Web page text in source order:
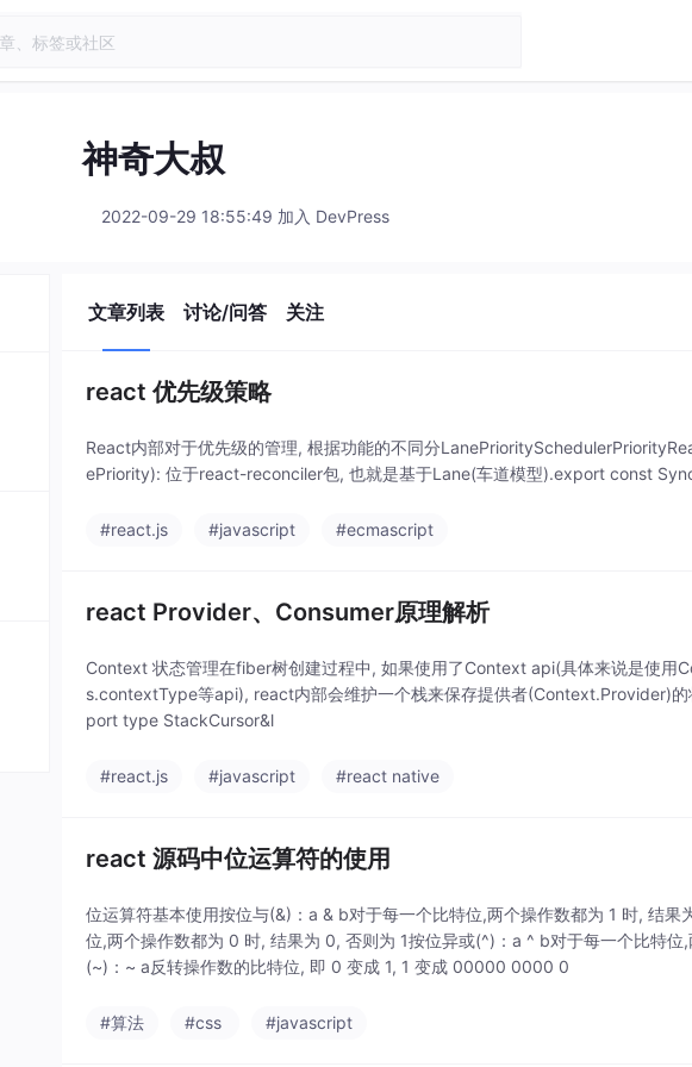
神奇大叔
2022-09-29 18:55:49 加入 DevPress
文章列表 讨论/问答 关注
react 优先级策略
React内部对于优先级的管理, 根据功能的不同分
ePriority): 位于react-reconciler包, 也就是基于Lane(车道模型).export const
#react.js #javascript #ecmascript
react Provider、Consumer原理解析
Context 状态管理在fiber树创建过程中, 如果使用了Context api(具体来说是使
s.contextType等api), react内部会维护一个栈来保存提供者(Context.Provider)
port type StackCursor&l
#react.js #javascript #react native
react 源码中位运算符的使用
位运算符基本使用按位与(&)：a & b对于每一个比特位,两个操作数都为 1 时, 结
位,两个操作数都为 0 时, 结果为 0, 否则为 1按位异或(^)：a ^ b对于每一个比特
(~)：~ a反转操作数的比特位, 即 0 变成 1, 1 变成 00000 0000 0
#算法 #css #javascript